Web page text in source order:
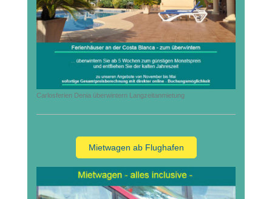
Carlosferien Denia überwintern Langzeitanmietung
Mietwagen ab Flughafen